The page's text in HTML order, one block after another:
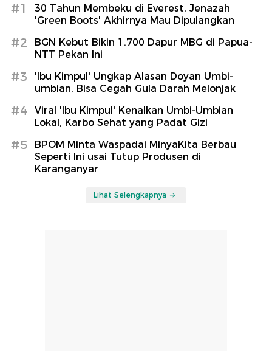
#1
30 Tahun Membeku di Everest, Jenazah
'Green Boots' Akhirnya Mau Dipulangkan
#2
BGN Kebut Bikin 1.700 Dapur MBG di Papua-
NTT Pekan Ini
#3
'Ibu Kimpul' Ungkap Alasan Doyan Umbi-
umbian, Bisa Cegah Gula Darah Melonjak
#4
Viral 'Ibu Kimpul' Kenalkan Umbi-Umbian
Lokal, Karbo Sehat yang Padat Gizi
#5
BPOM Minta Waspadai MinyaKita Berbau
Seperti Ini usai Tutup Produsen di
Karanganyar
Lihat Selengkapnya